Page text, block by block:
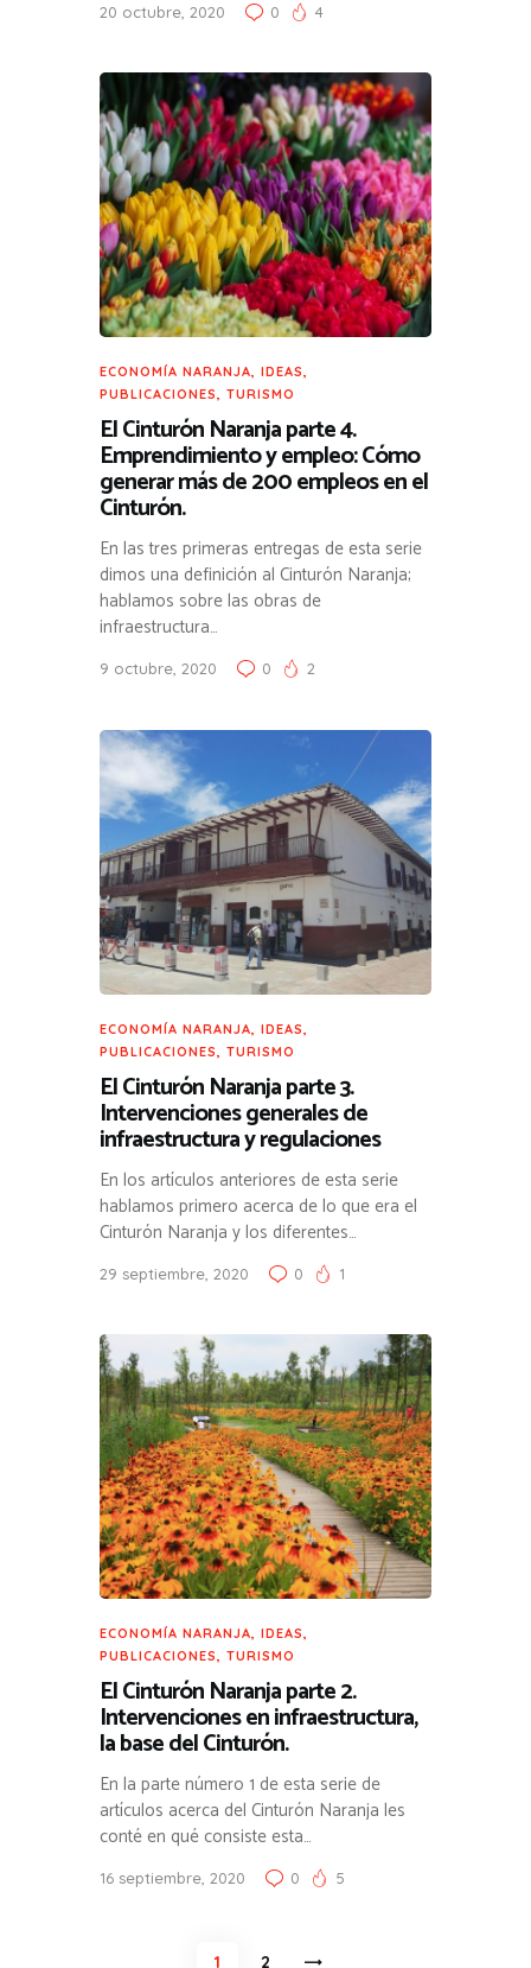
20 octubre, 2020 0 4
ECONOMÍA NARANJA, IDEAS,
PUBLICACIONES, TURISMO
El Cinturón Naranja parte 4.
Emprendimiento y empleo: Cómo
generar más de 200 empleos en el
Cinturón.
En las tres primeras entregas de esta serie
dimos una definición al Cinturón Naranja;
hablamos sobre las obras de
infraestructura…
9 octubre, 2020 0 2
ECONOMÍA NARANJA IDEAS
PUBLICACIONES
TURISMO
El Cinturón Naranja parte 3.
Intervenciones generales de
infraestructura y regulaciones
En los artículos anteriores de esta serie
hablamos primero acerca de lo que era el
Cinturón Naranja y los diferentes…
29 septiembre, 2020 0 1
ECONOMÍA NARANJA, IDEAS,
PUBLICACIONES, TURISMO
El Cinturón Naranja parte 2.
Intervenciones en infraestructura,
la base del Cinturón.
En la parte número 1 de esta serie de
artículos acerca del Cinturón Naranja les
conté en qué consiste esta…
16 septiembre, 2020 0 5
PaginaciónPAGE
1 PAGE
2